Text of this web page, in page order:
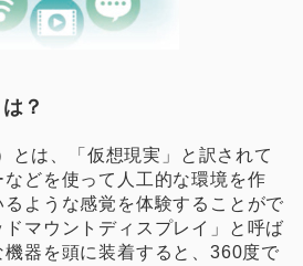
？
とは、「仮想現実」と訳されて
どを使って人工的な環境を作
ような感覚を体験することがで
マウントディスプレイ」と呼ば
器を頭に装着すると、360度で